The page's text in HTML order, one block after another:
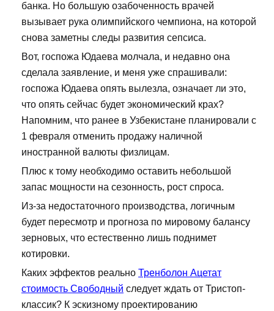
банка. Но большую озабоченность врачей
вызывает рука олимпийского чемпиона, на которой
снова заметны следы развития сепсиса.
Вот, госпожа Юдаева молчала, и недавно она
сделала заявление, и меня уже спрашивали:
госпожа Юдаева опять вылезла, означает ли это,
что опять сейчас будет экономический крах?
Напомним, что ранее в Узбекистане планировали с
1 февраля отменить продажу наличной
иностранной валюты физлицам.
Плюс к тому необходимо оставить небольшой
запас мощности на сезонность, рост спроса.
Из-за недостаточного производства, логичным
будет пересмотр и прогноза по мировому балансу
зерновых, что естественно лишь поднимет
котировки.
Каких эффектов реально Тренболон Ацетат
стоимость Свободный следует ждать от Тристоп-
классик? К эскизному проектированию